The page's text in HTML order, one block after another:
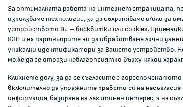
ул. Врабча 1, етажи 3-5, София 1000
тел:
02 9330565
факс:02 9884218
info@kzp.bg
Всички контакти
За оптималната работа на интернет страницата,
използваме технологии, за да съхраняваме и/или да
устройството Ви – бисквитки или cookies.
КЗП и на партньорите ни да обработваме лични
уникални идентификатори за Вашето устройство.
може да се отрази неблагоприятно върху някои
Кликнете долу, за да се съгласите с
включително да упражните правото си на
информация, базирана на легитимен интерес, а не